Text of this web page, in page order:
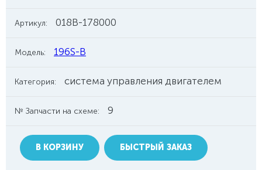
Артикул: 018B-178000
Модель: 196S-B
Категория: система управления двигателем
№ Запчасти на схеме: 9
В КОРЗИНУ БЫСТРЫЙ ЗАКАЗ